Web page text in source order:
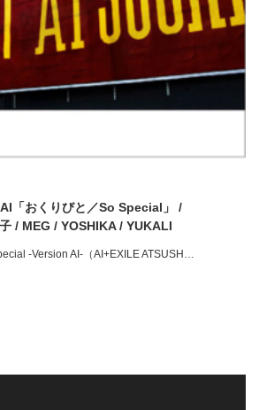
AI「おくりびと／So Special」 /
/ MEG / YOSHIKA / YUKALI
-Version AI-（AI+EXILE ATSUSH…